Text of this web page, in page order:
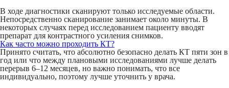
В ходе диагностики сканируют только исследуемые области.
Непосредственно сканирование занимает около минуты. В
некоторых случаях перед исследованием пациенту вводят
препарат для контрастного усиления снимков.
Как часто можно проходить КТ?
Принято считать, что абсолютно безопасно делать КТ пяти зон в
год или что между плановыми исследованиями лучше делать
перерыв 6–12 месяцев, но важно понимать, что все
индивидуально, поэтому лучше уточнить у врача.